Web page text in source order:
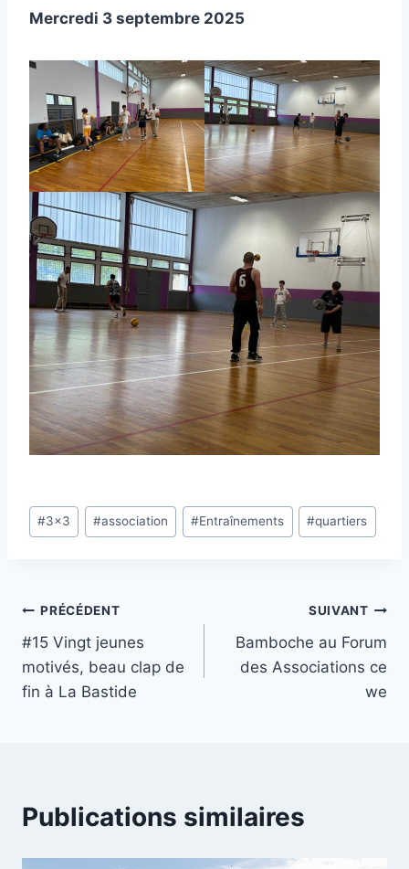
Mercredi 3 septembre 2025
Étiquettes
de
#3x3 #association #Entraînements #quartiers
Navigation
de
l’article
PRÉCÉDENT
#15 Vingt jeunes
motivés, beau clap de
fin à La Bastide
SUIVANT
Bamboche au Forum
des Associations ce
we
Publications similaires